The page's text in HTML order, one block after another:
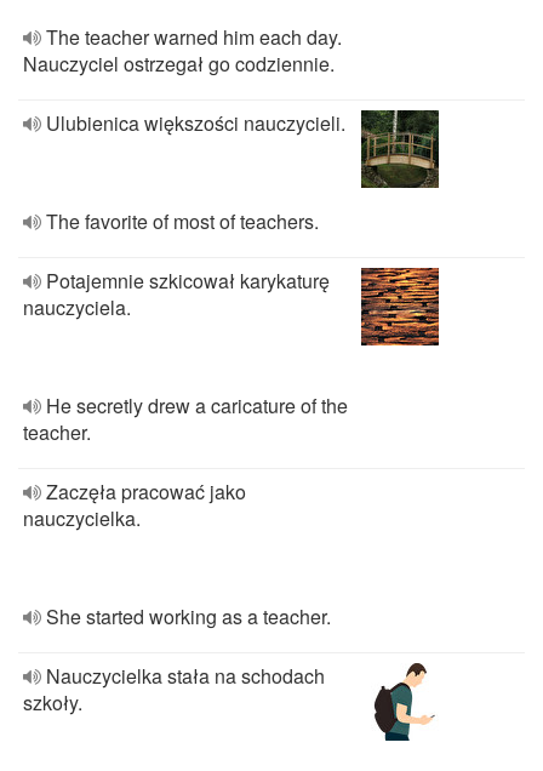
The teacher warned him each day.
Nauczyciel ostrzegał go codziennie.
Ulubienica większości nauczycieli.
The favorite of most of teachers.
Potajemnie szkicował karykaturę
nauczyciela.
He secretly drew a caricature of the
teacher.
Zaczęła pracować jako
nauczycielka.
She started working as a teacher.
Nauczycielka stała na schodach
szkoły.